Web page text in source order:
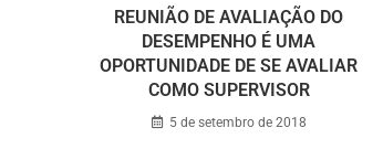
REUNIÃO DE AVALIAÇÃO DO
DESEMPENHO É UMA
OPORTUNIDADE DE SE AVALIAR
COMO SUPERVISOR
5 de setembro de 2018